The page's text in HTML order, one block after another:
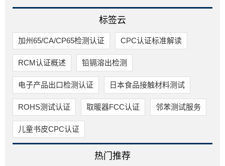
标签云
加州65/CA/CP65检测认证 CPC认证标准解读
RCM认证概述 铅镉溶出检测
电子产品出口检测认证 日本食品接触材料测试
ROHS测试认证 取暖器FCC认证 邻苯测试服务
儿童书皮CPC认证
热门推荐